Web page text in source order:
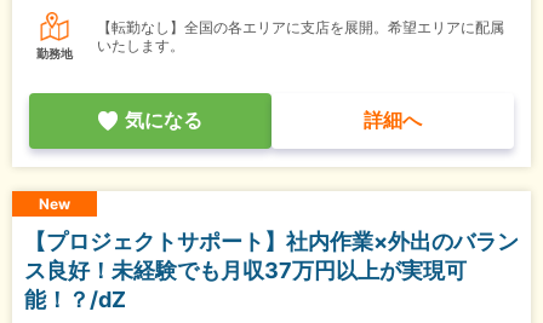
勤務地
【転勤なし】全国の各エリアに支店を展開。希望エリアに配属
いたします。
気になる 詳細へ
New
【プロジェクトサポート】社内作業×外出のバラン
ス良好！未経験でも月収37万円以上が実現可
能！？/dZ